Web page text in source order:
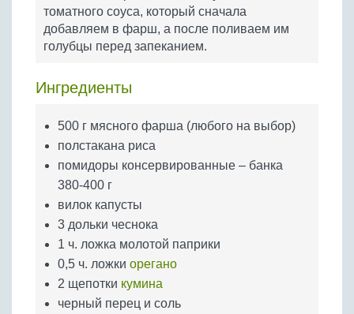
Бобовые
Яйца
Крупы
томатного соуса, который сначала
добавляем в фарш, а после поливаем им
голубцы перед запеканием.
Ингредиенты
500 г мясного фарша (любого на выбор)
полстакана риса
помидоры консервированные – банка
380-400 г
вилок капусты
3 дольки чеснока
1 ч. ложка молотой паприки
0,5 ч. ложки орегано
2 щепотки кумина
черный перец и соль